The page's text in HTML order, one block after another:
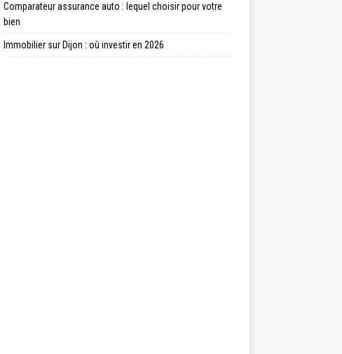
Comparateur assurance auto : lequel choisir pour votre
bien
Immobilier sur Dijon : où investir en 2026